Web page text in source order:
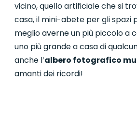
vicino, quello artificiale che si
casa, il mini-abete per gli spazi
meglio averne un più piccolo a
uno più grande a casa di
anche l’albero fotografico
amanti dei ricordi!